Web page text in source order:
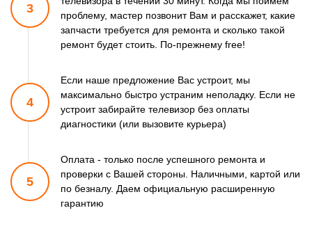
3
проблему, мастер позвонит Вам и расскажет, какие
запчасти требуется для ремонта и сколько такой
ремонтбудет стоить. По-прежнему free!
4
Если наше предложение Вас устроит, мы
максимально быстро устраним неполадку. Если не
устроит забирайте телевизор без оплаты
диагностики (или вызовите курьера)
5
Оплата - только после успешного ремонта и
проверки с Вашей стороны. Наличными, картой или
по безналу. Даем официальную расширенную
гарантию